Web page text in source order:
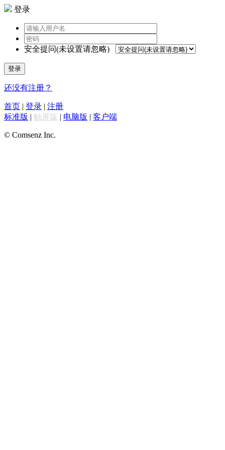
登录
安全提问(未设置请忽略)
登录
还没有注册？
首页 | 登录 | 注册
标准版 | 触屏版 | 电脑版 | 客户端
© Comsenz Inc.